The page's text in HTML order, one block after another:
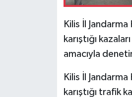
Kilis İl
karıştığı
amacıyla
Kilis İl
karıştığı trafik
İş Dünyası